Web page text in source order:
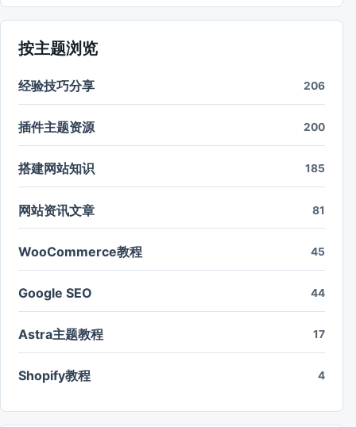
按主题浏览
经验技巧分享 206
插件主题资源 200
搭建网站知识 185
网站资讯文章 81
WooCommerce教程 45
Google SEO 44
Astra主题教程 17
Shopify教程 4